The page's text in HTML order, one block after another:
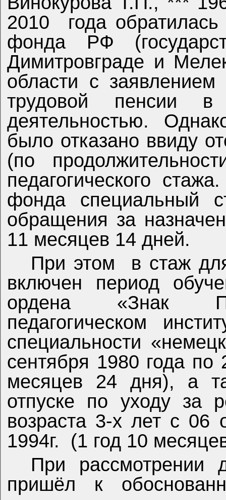
2010
года обратилась
фонда РФ
Димитровграде и
области с
трудовой пенсии в
деятельностью.
было отказано ввиду
(по
педагогического
фонда специальный
обращения за
11 месяцев 14 дней.
При этом
в стаж
включен период
ордена «Знак
педагогическом
специальности
сентября 1980 года
месяцев 24 дня), а
отпуске по уходу за
возраста 3-х лет с 06
1994г.
(1 год 10
При рассмотрении
пришёл к